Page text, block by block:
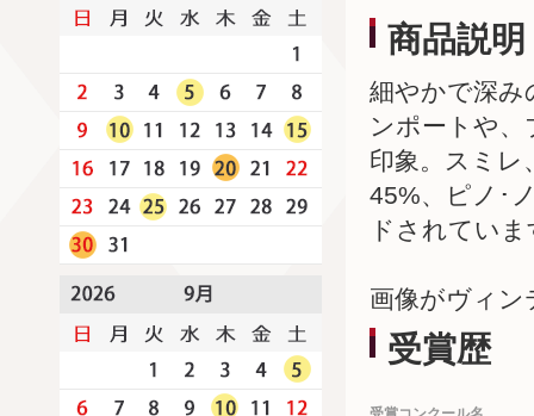
商品説明
細やかで深み
ンポートや
印象。スミレ
45%、ピノ･
ドされてい
画像がヴィン
受賞歴